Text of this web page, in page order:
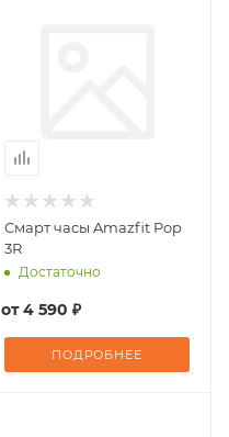
Смарт часы Amazfit Pop
3R
Достаточно
от4 590 ₽
ПОДРОБНЕЕ